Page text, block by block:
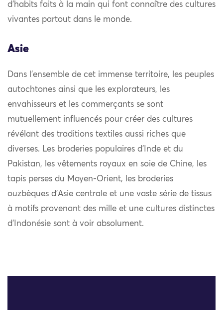
d’habits faits à la main qui font connaître des cultures
vivantes partout dans le monde.
Asie
Dans l’ensemble de cet immense territoire, les peuples
autochtones ainsi que les explorateurs, les
envahisseurs et les commerçants se sont
mutuellement influencés pour créer des cultures
révélant des traditions textiles aussi riches que
diverses. Les broderies populaires d’Inde et du
Pakistan, les vêtements royaux en soie de Chine, les
tapis perses du Moyen-Orient, les broderies
ouzbèques d’Asie centrale et une vaste série de tissus
à motifs provenant des mille et une cultures distinctes
d’Indonésie sont à voir absolument.